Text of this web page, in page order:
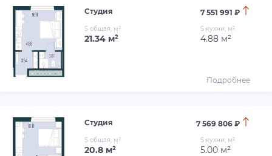
Студия 7 551 991 ₽
S общая, м²
21.34 м²
S кухни, м²
4.88 м²
Подробнее
Студия 7 569 806 ₽
S общая, м²
20.8 м²
S кухни, м²
5.00 м²